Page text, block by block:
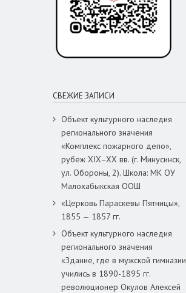
СВЕЖИЕ ЗАПИСИ
Объект культурного наследия
регионального значения
«Комплекс пожарного депо»,
рубеж XIX–XX вв. (г. Минусинск,
ул. Обороны, 2). Школа: МК ОУ
Малохабыкская ООШ
«Церковь Параскевы Пятницы»,
1855 — 1857 гг.
Объект культурного наследия
регионального значения
«Здание, где в мужской гимназии
учились в 1890-1895 гг.
революционер Окулов Алексей